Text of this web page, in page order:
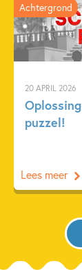
20 APRIL 2026
puzzel!
Achtergrond
Lees meer